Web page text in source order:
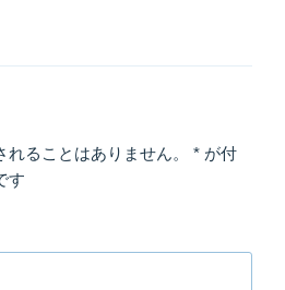
ることはありません。 * が付
す